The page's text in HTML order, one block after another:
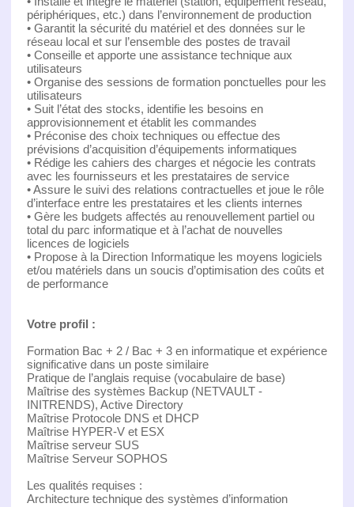
périphériques, etc.) dans l’environnement de production
• Garantit la sécurité du matériel et des données sur le
réseau local et sur l’ensemble des postes de travail
• Conseille et apporte une assistance technique aux
utilisateurs
• Organise des sessions de formation ponctuelles pour les
utilisateurs
• Suit l’état des stocks, identifie les besoins en
approvisionnement et établit les commandes
• Préconise des choix techniques ou effectue des
prévisions d’acquisition d’équipements informatiques
• Rédige les cahiers des charges et négocie les contrats
avec les fournisseurs et les prestataires de service
• Assure le suivi des relations contractuelles et joue le rôle
d’interface entre les prestataires et les clients internes
• Gère les budgets affectés au renouvellement partiel ou
total du parc informatique et à l’achat de nouvelles
licences de logiciels
• Propose à la Direction Informatique les moyens logiciels
et/ou matériels dans un soucis d’optimisation des coûts et
de performance
Votre profil :
Formation Bac + 2 / Bac + 3 en informatique et expérience
significative dans un poste similaire
Pratique de l’anglais requise (vocabulaire de base)
Maîtrise des systèmes Backup (NETVAULT -
INITRENDS), Active Directory
Maîtrise Protocole DNS et DHCP
Maîtrise HYPER-V et ESX
Maîtrise serveur SUS
Maîtrise Serveur SOPHOS
Les qualités requises :
Architecture technique des systèmes d’information